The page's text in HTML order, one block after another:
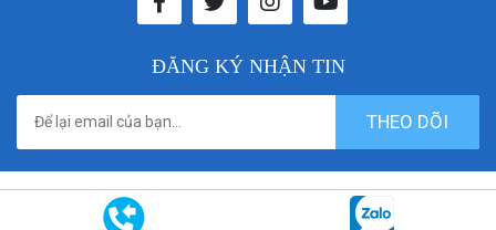
ĐĂNG KÝ NHẬN TIN
THEO DÕI
© 2021 donthuocbenhvien. All rights reserved. Designed by